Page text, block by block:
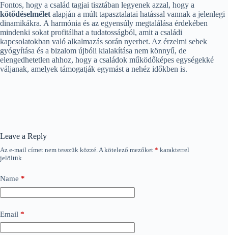
Fontos, hogy a család tagjai tisztában legyenek azzal, hogy a
kötődéselmélet alapján a múlt tapasztalatai hatással vannak a jelenlegi
dinamikákra. A harmónia és az egyensúly megtalálása érdekében
mindenki sokat profitálhat a tudatosságból, amit a családi
kapcsolatokban való alkalmazás során nyerhet. Az érzelmi sebek
gyógyítása és a bizalom újbóli kialakítása nem könnyű, de
elengedhetetlen ahhoz, hogy a családok működőképes egységekké
váljanak, amelyek támogatják egymást a nehéz időkben is.
Leave a Reply
Az e-mail címet nem tesszük közzé.A kötelező mezőket * karakterrel
jelöltük
Name *
Email *